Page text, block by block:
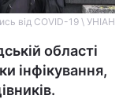
від COVID-19 \ УНІАН
області
інфікування,